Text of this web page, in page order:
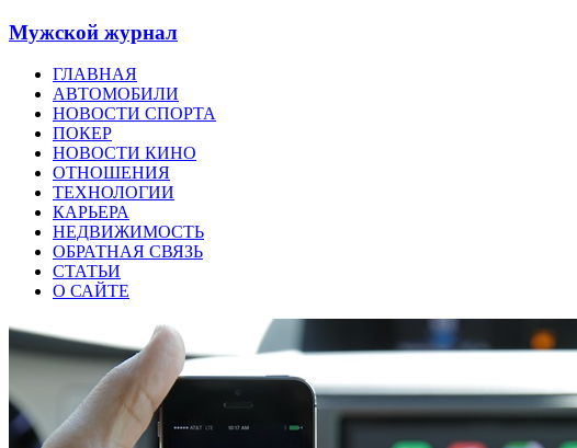
Мужской журнал
ГЛАВНАЯ
АВТОМОБИЛИ
НОВОСТИ СПОРТА
ПОКЕР
НОВОСТИ КИНО
ОТНОШЕНИЯ
ТЕХНОЛОГИИ
КАРЬЕРА
НЕДВИЖИМОСТЬ
ОБРАТНАЯ СВЯЗЬ
СТАТЬИ
О САЙТЕ